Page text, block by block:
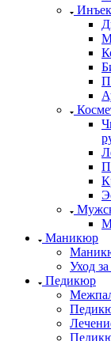
Маникюр
Уход
Педикюр